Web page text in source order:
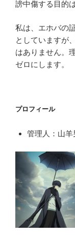
謗中傷する目的
私は、エホバの
としていますが
はありません。
ゼロにします。
プロフィール
管理人：山羊